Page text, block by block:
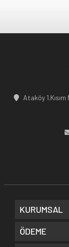
Ataköy
KURUMSAL
ÖDEME